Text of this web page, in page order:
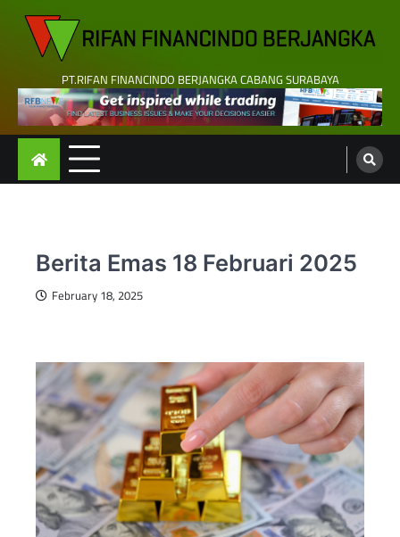
content
PT.RIFAN FINANCINDO BERJANGKA CABANG SURABAYA
Berita Emas 18 Februari 2025
February 18, 2025